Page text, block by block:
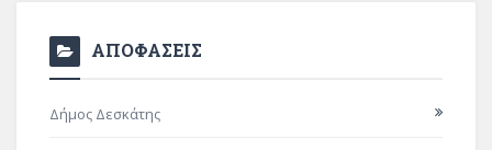
ΑΠΟΦΑΣΕΙΣ
Δήμος Δεσκάτης